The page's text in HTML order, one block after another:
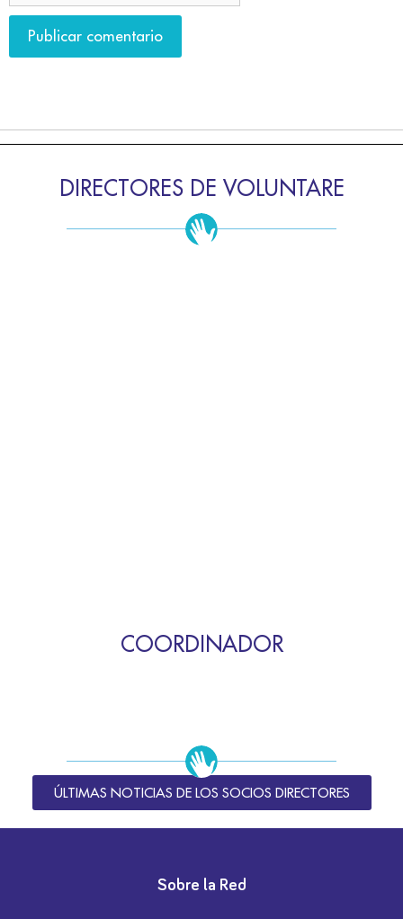
DIRECTORES DE VOLUNTARE
COORDINADOR
ÚLTIMAS NOTICIAS DE LOS SOCIOS DIRECTORES
Sobre la Red